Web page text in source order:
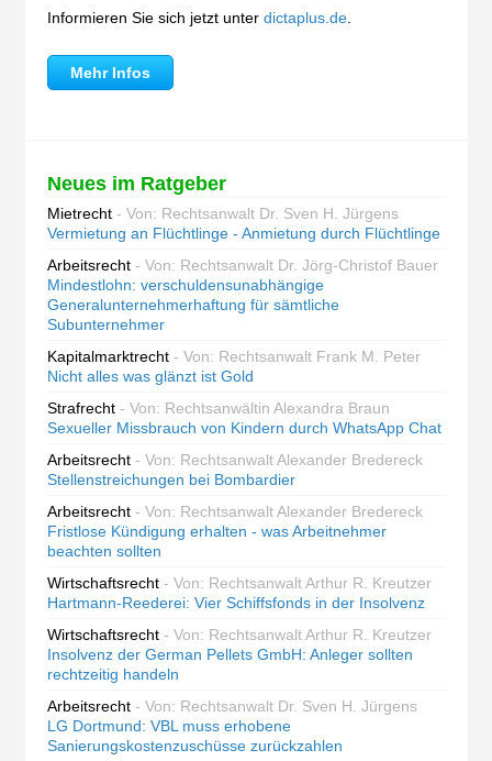
Informieren Sie sich jetzt unter dictaplus.de.
Mehr Infos
Neues im Ratgeber
Mietrecht - Von: Rechtsanwalt Dr. Sven H. Jürgens
Vermietung an Flüchtlinge - Anmietung durch Flüchtlinge
Arbeitsrecht - Von: Rechtsanwalt Dr. Jörg-Christof Bauer
Mindestlohn: verschuldensunabhängige
Generalunternehmerhaftung für sämtliche
Subunternehmer
Kapitalmarktrecht - Von: Rechtsanwalt Frank M. Peter
Nicht alles was glänzt ist Gold
Strafrecht - Von: Rechtsanwältin Alexandra Braun
Sexueller Missbrauch von Kindern durch WhatsApp Chat
Arbeitsrecht - Von: Rechtsanwalt Alexander Bredereck
Stellenstreichungen bei Bombardier
Arbeitsrecht - Von: Rechtsanwalt Alexander Bredereck
Fristlose Kündigung erhalten - was Arbeitnehmer
beachten sollten
Wirtschaftsrecht - Von: Rechtsanwalt Arthur R. Kreutzer
Hartmann-Reederei: Vier Schiffsfonds in der Insolvenz
Wirtschaftsrecht - Von: Rechtsanwalt Arthur R. Kreutzer
Insolvenz der German Pellets GmbH: Anleger sollten
rechtzeitig handeln
Arbeitsrecht - Von: Rechtsanwalt Dr. Sven H. Jürgens
LG Dortmund: VBL muss erhobene
Sanierungskostenzuschüsse zurückzahlen